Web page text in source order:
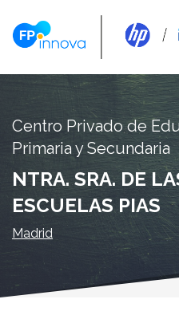
Centro Privado de
Primaria y Secundaria
NTRA. SRA. DE
ESCUELAS PIAS
Madrid